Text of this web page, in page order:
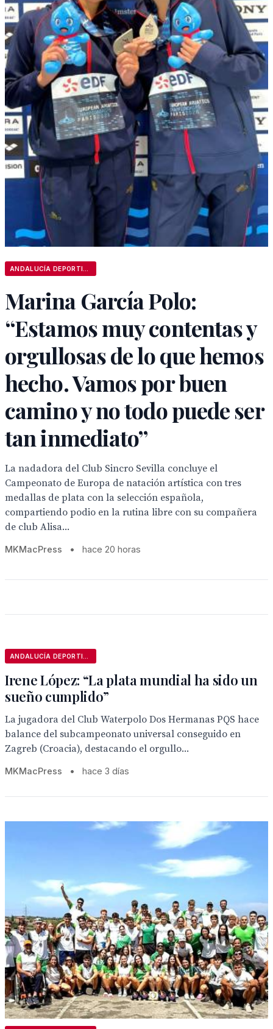
Marina García Polo:
“Estamos muy contentas y
orgullosas de lo que hemos
hecho. Vamos por buen
camino y no todo puede ser
tan inmediato”
La nadadora del Club Sincro Sevilla concluye el
Campeonato de Europa de natación artística con tres
medallas de plata con la selección española,
compartiendo podio en la rutina libre con su compañera
de club Alisa...
MKMacPress • hace 20 horas
Irene López: “La plata mundial ha sido un
sueño cumplido”
La jugadora del Club Waterpolo Dos Hermanas PQS hace
balance del subcampeonato universal conseguido en
Zagreb (Croacia), destacando el orgullo...
MKMacPress • hace 3 días